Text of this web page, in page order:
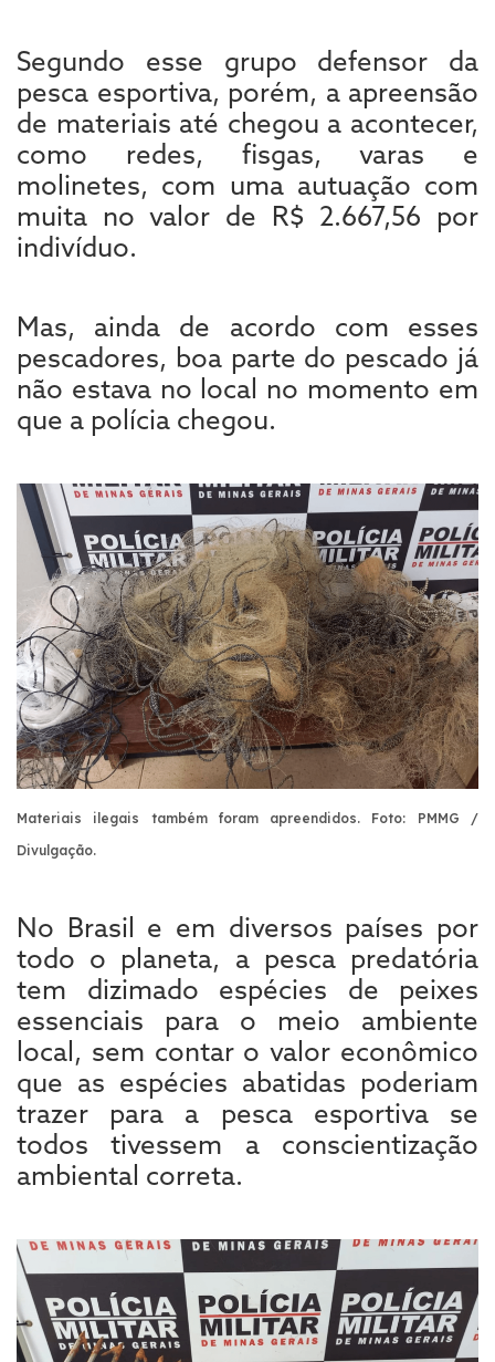
Segundo esse grupo defensor da
pesca esportiva, porém, a apreensão
de materiais até chegou a acontecer,
como redes, fisgas, varas e
molinetes, com uma autuação com
muita no valor de R$ 2.667,56 por
indivíduo.
Mas, ainda de acordo com esses
pescadores, boa parte do pescado já
não estava no local no momento em
que a polícia chegou.
Materiais ilegais também foram apreendidos. Foto: PMMG /
Divulgação.
No Brasil e em diversos países por
todo o planeta, a pesca predatória
tem dizimado espécies de peixes
essenciais para o meio ambiente
local, sem contar o valor econômico
que as espécies abatidas poderiam
trazer para a pesca esportiva se
todos tivessem a conscientização
ambiental correta.